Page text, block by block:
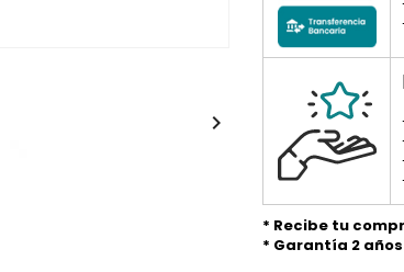

* Recibe tu
* Garantía 2